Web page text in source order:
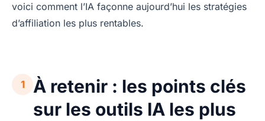
voici comment l’IA façonne aujourd’hui les stratégies
d’affiliation les plus rentables.
1
À retenir : les points clés
sur les outils IA les plus